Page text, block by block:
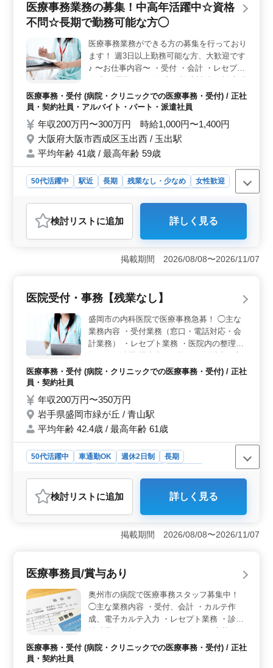
制がしっかり整っており、安心して業務に取り組めま
す。 ＜40代以上の方も活躍中！＞ 年齢に関係なく
どの経験をお持ちの方はもちろん、これから医療事務と
してキャリアを築きたい方も歓迎されています。積極的
に経験を活かし、チームの一員として働くことができま
す。 ＜柔軟な勤務時間での働き方＞ 週5日勤務で、
シフトは柔軟に設定されています。早朝から夜間までの
時間帯から選択できるため、自分のライフスタイルに合
わせた働き方が可能です。さらに、しっかりとした休憩
時間が確保されており、健康面も配慮されています。
医療事務業務の募集！中高年活躍中☆資格
不問☆長期で勤務可能な方◯
医療事務業務ができる方の募集を行っており
ます！ 週3日以上勤務可能な方、大歓迎です
♪ 〜お仕事内容〜 ・受付 ・会計 ・レセプト
目〜 産婦人科 等 ＼ご応募お待ちしておりま
す／
医療事務・受付 (病院・クリニックでの医療事務・受付) / 正社
員・契約社員・アルバイト・パート・派遣社員
年収200万円〜300万円 時給1,000円〜1,400円
大阪府大阪市西成区玉出西 / 玉出駅
平均年齢 41歳 / 最高年齢 59歳
50代活躍中 駅近 長期 残業なし・少なめ
女性歓迎
おすすめポイント
＜中高年活躍＞ 中高年の方が活躍できる環境が整って
います。経験豊富な方の知識やノウハウが、チーム全体
の力になります。また、年齢に関係なく長期で働けるこ
必要ありません。未経験からチャレンジする方も歓迎さ
れ、研修やサポートが充実しています。新しい環境での
スタートも積極的にサポートされるため、安心して働け
ます。 ＜安定した給与と福利厚生＞ 年収200万円〜
300万円や時給1,000円〜1,400円という安定した給与体系
があります。さらに、賞与も年2回支給され、安心して長
く働ける環境が整っています。福利厚生も充実してお
り、働きやすい環境が整っています。
検討リスト に追加 詳しく見る
掲載期間 2026/08/08〜2026/11/07
医院受付・事務【残業なし】
盛岡市の内科医院で医療事務急募！ ◯主な
業務内容 ・受付業務（窓口・電話対応・会
計業務） ・レセプト業務 ・医院内の整理整
は是非！ ＊マイカー通勤可（無料駐車場あ
ムな雰囲気の職場です。 ぜひ、一緒に働い
てみませんか？
医療事務・受付 (病院・クリニックでの医療事務・受付) / 正社
員・契約社員
年収200万円〜350万円
岩手県盛岡市緑が丘 / 青山駅
平均年齢 42.4歳 / 最高年齢 61歳
50代活躍中 車通勤OK 週休2日制
長期
おすすめポイント
＜通勤の利便性と働きやすい環境＞ 車通勤が可能で無
料駐車場が完備されています。勤務時間は8時50分から18
時までで、水曜日と土曜日の午後は休みとなり、プライ
す。 ＜安定した収入と充実した福利厚生＞ 年収は
安定しており、前年度の賞与実績は3.00ヶ月分です。福
利厚生には各種保険が含まれています。医療事務として
安定した収入が期待でき、長期的に安心して働けま
す。 ＜医療事務の経験を活かせる＞ 医療事務の経
験がある方にとって、受付業務やレセプト業務など、ス
キルを活かせる業務が中心です。特に20年以上の経験が
ある方は即戦力として活躍できます。アットホームな雰
検討リスト に追加 詳しく見る
掲載期間 2026/08/08〜2026/11/07
医療事務員/賞与あり
奥州市の病院で医療事務スタッフ募集中！
◯主な業務内容 ・受付、会計 ・カルテ作
成、電子カルテ入力 ・レセプト業務 ・診療
さい！ ＊賞与あり ＊昇給制度あり ＊車通勤
医療事務・受付 (病院・クリニックでの医療事務・受付) / 正社
員・契約社員